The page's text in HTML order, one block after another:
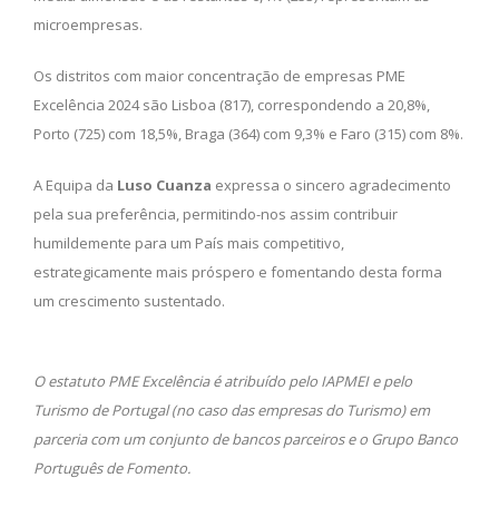
microempresas.
Os distritos com maior concentração de empresas PME
Excelência 2024 são Lisboa (817), correspondendo a 20,8%,
Porto (725) com 18,5%, Braga (364) com 9,3% e Faro (315) com 8%.
A Equipa da Luso Cuanza expressa o sincero agradecimento
pela sua preferência, permitindo-nos assim contribuir
humildemente para um País mais competitivo,
estrategicamente mais próspero e fomentando desta forma
um crescimento sustentado.
O estatuto PME Excelência é atribuído pelo IAPMEI e pelo
Turismo de Portugal (no caso das empresas do Turismo) em
parceria com um conjunto de bancos parceiros e o Grupo Banco
Português de Fomento.